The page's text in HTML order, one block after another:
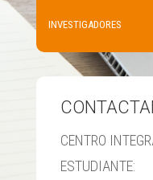
INVESTIGADORES
CENTRO
ESTUDIANTE: